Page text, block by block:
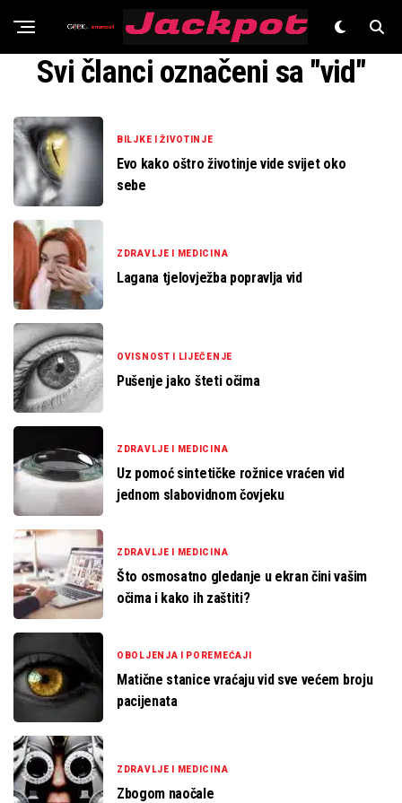
Znanost
Svi članci označeni sa "vid"
BILJKE I ŽIVOTINJE
Evo kako oštro životinje vide svijet oko
sebe
ZDRAVLJE I MEDICINA
Lagana tjelovježba popravlja vid
OVISNOST I LIJEČENJE
Pušenje jako šteti očima
ZDRAVLJE I MEDICINA
Uz pomoć sintetičke rožnice vraćen vid
jednom slabovidnom čovjeku
ZDRAVLJE I MEDICINA
Što osmosatno gledanje u ekran čini vašim
očima i kako ih zaštiti?
OBOLJENJA I POREMEĆAJI
Matične stanice vraćaju vid sve većem broju
pacijenata
ZDRAVLJE I MEDICINA
Zbogom naočale